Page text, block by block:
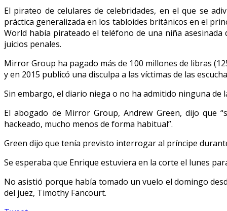
El pirateo de celulares de celebridades, en el que se
práctica generalizada en los tabloides británicos en el
World había pirateado el teléfono de una niña
juicios penales.
Mirror Group ha pagado más de 100 millones de libras
y en 2015 publicó una disculpa a las víctimas de las
Sin embargo, el diario niega o no ha admitido ninguna de
El abogado de Mirror Group, Andrew Green, dijo que
hackeado, mucho menos de forma habitual”.
Green dijo que tenía previsto interrogar al príncipe
Se esperaba que Enrique estuviera en la corte el lunes
No asistió porque había tomado un vuelo el domingo
del juez, Timothy Fancourt.